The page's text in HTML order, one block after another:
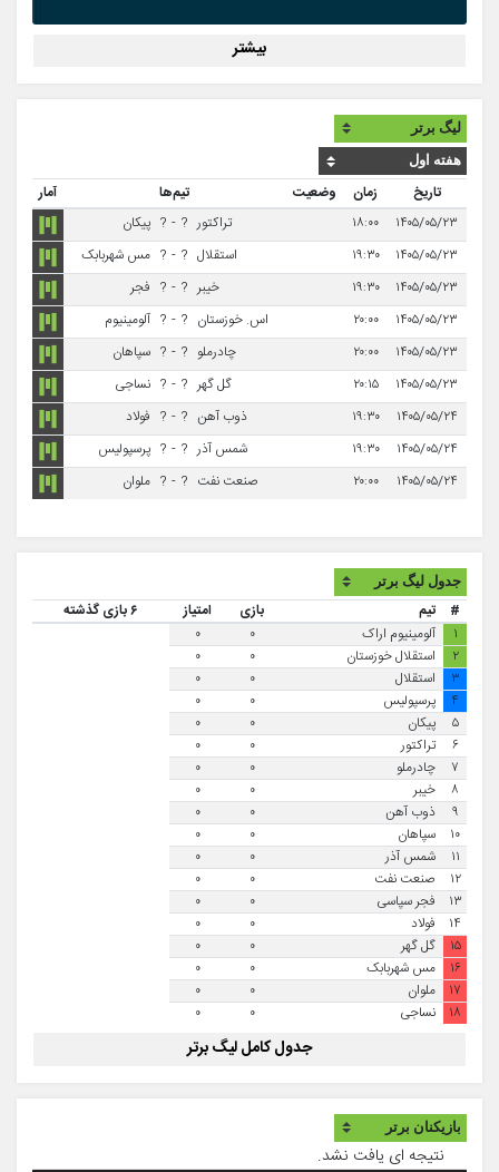
بیشتر
تاریخ زمان وضعیت تیم‌ها
آمار
۱۴۰۵/۰۵/۲۳
۱۸:۰۰ تراکتور ?
-
? پیکان
۱۴۰۵/۰۵/۲۳
۱۹:۳۰ استقلال ?
-
? مس شهربابک
۱۴۰۵/۰۵/۲۳
۱۹:۳۰ خیبر ?
-
? فجر
۱۴۰۵/۰۵/۲۳
۲۰:۰۰ اس. خوزستان ?
-
? آلومینیوم
۱۴۰۵/۰۵/۲۳
۲۰:۰۰ چادرملو ?
-
? سپاهان
۱۴۰۵/۰۵/۲۳
۲۰:۱۵ گل گهر ?
-
? نساجی
۱۴۰۵/۰۵/۲۴
۱۹:۳۰ ذوب آهن ?
-
? فولاد
۱۴۰۵/۰۵/۲۴
۱۹:۳۰ شمس آذر ?
-
? پرسپولیس
۱۴۰۵/۰۵/۲۴
۲۰:۰۰ صنعت نفت ?
-
? ملوان
# تیم بازی امتیاز
۶ بازی گذشته
۱
آلومینیوم اراک ۰
۰
۲
استقلال خوزستان ۰
۰
۳
استقلال ۰
۰
۴
پرسپولیس ۰
۰
۵
پیکان ۰
۰
۶
تراکتور ۰
۰
۷
چادرملو ۰
۰
۸
خیبر ۰
۰
۹
ذوب آهن ۰
۰
۱۰
سپاهان ۰
۰
۱۱
شمس آذر ۰
۰
۱۲
صنعت نفت ۰
۰
۱۳
فجر سپاسی ۰
۰
۱۴
فولاد ۰
۰
۱۵
گل گهر ۰
۰
۱۶
مس شهربابک ۰
۰
۱۷
ملوان ۰
۰
۱۸
نساجی ۰ ۰
جدول کامل لیگ برتر
نتیجه ای یافت نشد.